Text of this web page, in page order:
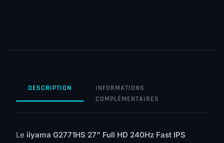
DESCRIPTION
INFORMATIONS
COMPLÉMENTAIRES
Le iiyama G2771HS 27" Full HD 240Hz Fast IPS